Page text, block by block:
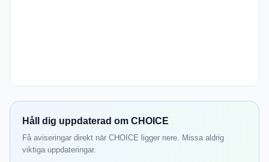
Håll dig uppdaterad om CHOICE
Få aviseringar direkt när CHOICE ligger nere. Missa aldrig
viktiga uppdateringar.